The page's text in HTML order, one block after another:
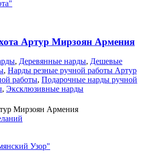
Артур Мирзоян Армения
, Деревянные нарды, Дешевые
, Нарды резные ручной работы Артур
работы, Подарочные нарды ручной
, Эксклюзивные нарды
Мирзоян Армения